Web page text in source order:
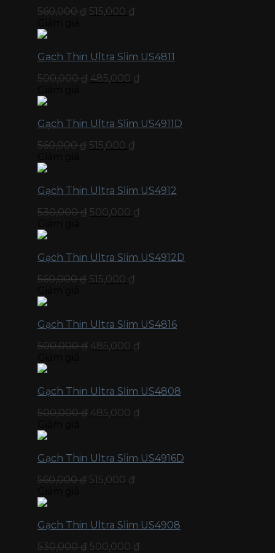
560,000₫ 515,000 ₫
Gạch Thin Ultra Slim US4811
500,000₫ 485,000 ₫
Gạch Thin Ultra Slim US4911D
560,000₫ 515,000 ₫
Gạch Thin Ultra Slim US4912
530,000₫ 500,000 ₫
Gạch Thin Ultra Slim US4912D
560,000₫ 515,000 ₫
Gạch Thin Ultra Slim US4816
500,000₫ 485,000 ₫
Gạch Thin Ultra Slim US4808
500,000₫ 485,000 ₫
Gạch Thin Ultra Slim US4916D
560,000₫ 515,000 ₫
Gạch Thin Ultra Slim US4908
530,000₫ 500,000 ₫